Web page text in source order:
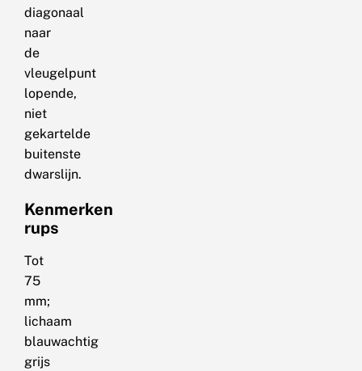
diagonaal
naar
de
vleugelpunt
lopende,
niet
gekartelde
buitenste
dwarslijn.
Kenmerken
rups
Tot
75
mm;
lichaam
blauwachtig
grijs